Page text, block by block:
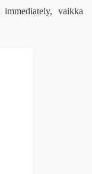
immediately, vaikka